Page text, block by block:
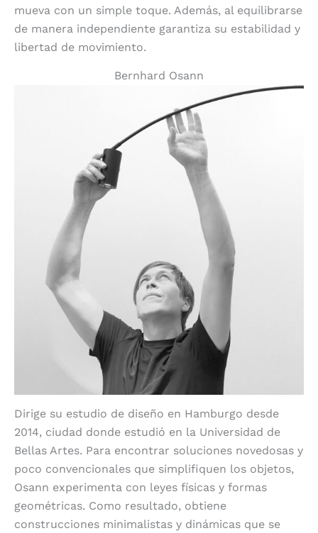
mueva con un simple toque. Además, al equilibrarse
de manera independiente garantiza su estabilidad y
libertad de movimiento.
Bernhard Osann
Dirige su estudio de diseño en Hamburgo desde
2014, ciudad donde estudió en la Universidad de
Bellas Artes. Para encontrar soluciones novedosas y
poco convencionales que simplifiquen los objetos,
Osann experimenta con leyes físicas y formas
geométricas. Como resultado, obtiene
construcciones minimalistas y dinámicas que se